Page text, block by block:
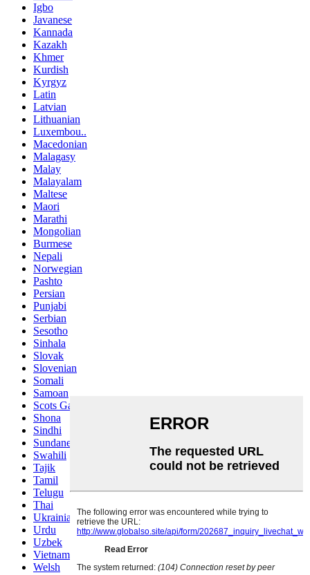
Igbo
Javanese
Kannada
Kazakh
Khmer
Kurdish
Kyrgyz
Latin
Latvian
Lithuanian
Luxembou..
Macedonian
Malagasy
Malay
Malayalam
Maltese
Maori
Marathi
Mongolian
Burmese
Nepali
Norwegian
Pashto
Persian
Punjabi
Serbian
Sesotho
Sinhala
Slovak
Slovenian
Somali
Samoan
Scots Gaelic
Shona
Sindhi
Sundanese
Swahili
Tajik
Tamil
Telugu
Thai
Ukrainian
Urdu
Uzbek
Vietnamese
Welsh